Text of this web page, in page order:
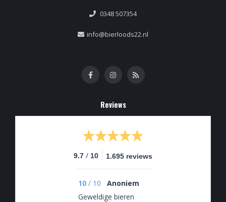
0348 507354
info@bierloods22.nl
Reviews
9.7 / 10 1.695 reviews
10 / 10
Anoniem
Geweldige bieren